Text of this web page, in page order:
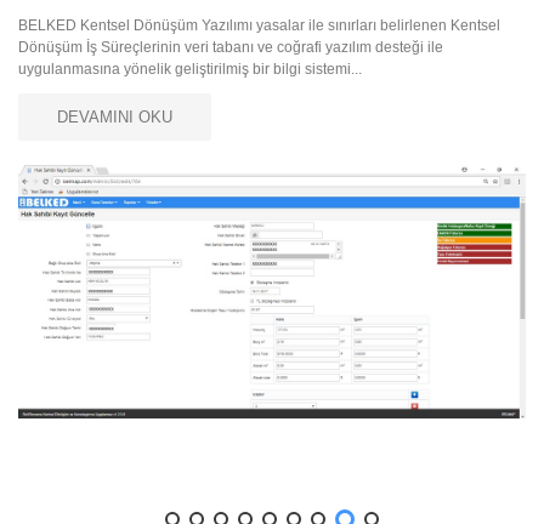
BELKED Kentsel Dönüşüm Yazılımı yasalar ile sınırları belirlenen Kentsel
Dönüşüm İş Süreçlerinin veri tabanı ve coğrafi yazılım desteği ile
uygulanmasına yönelik geliştirilmiş bir bilgi sistemi...
DEVAMINI OKU